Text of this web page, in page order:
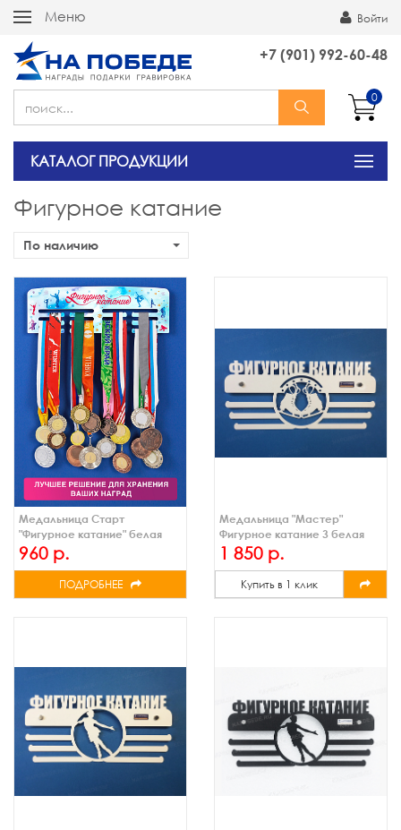
Меню Войти
+7 (901) 992-60-48
0
КАТАЛОГ ПРОДУКЦИИ
Фигурное катание
По наличию
Медальница Старт
"Фигурное катание" белая
960 р.
ПОДРОБНЕЕ
Медальница "Мастер"
Фигурное катание 3 белая
1 850 р.
Купить в 1 клик